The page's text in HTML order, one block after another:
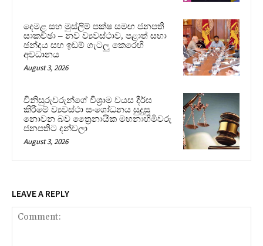
දෙමළ සහ මුස්ලිම් පක්ෂ සමඟ ජනපති
සාකච්ඡා – නව ව්‍යවස්ථාව, පළාත් සභා
ඡන්දය සහ ඉඩම් ගැටලු කෙරෙහි
අවධානය
August 3, 2026
විනිසුරුවරුන්ගේ විශ්‍රාම වයස දීර්ඝ
කිරීමේ ව්‍යවස්ථා සංශෝධනය සුදුසු
නොවන බව ත්‍රෛනායික මහනාහිමිවරු
ජනපතිට දන්වලා
August 3, 2026
LEAVE A REPLY